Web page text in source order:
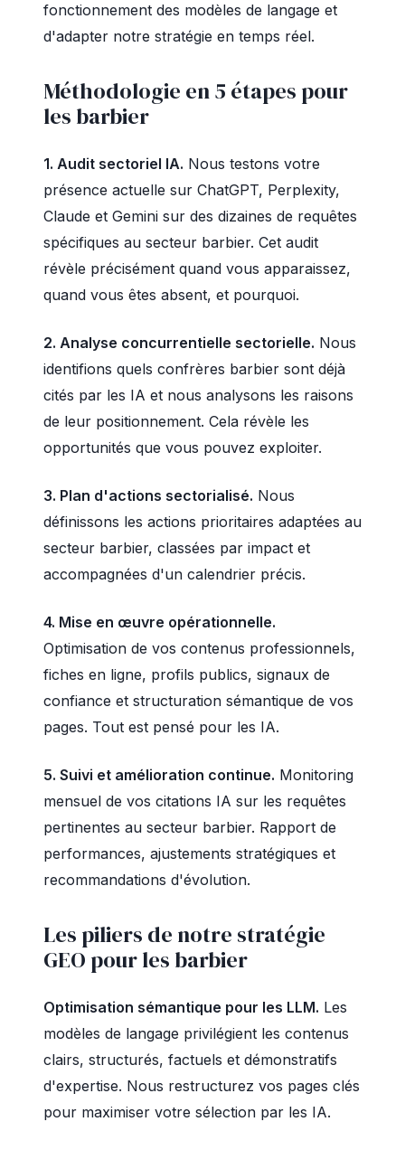
fonctionnement des modèles de langage et
d'adapter notre stratégie en temps réel.
Méthodologie en 5 étapes pour
les barbier
1. Audit sectoriel IA. Nous testons votre
présence actuelle sur ChatGPT, Perplexity,
Claude et Gemini sur des dizaines de requêtes
spécifiques au secteur barbier. Cet audit
révèle précisément quand vous apparaissez,
quand vous êtes absent, et pourquoi.
2. Analyse concurrentielle sectorielle. Nous
identifions quels confrères barbier sont déjà
cités par les IA et nous analysons les raisons
de leur positionnement. Cela révèle les
opportunités que vous pouvez exploiter.
3. Plan d'actions sectorialisé. Nous
définissons les actions prioritaires adaptées au
secteur barbier, classées par impact et
accompagnées d'un calendrier précis.
4. Mise en œuvre opérationnelle.
Optimisation de vos contenus professionnels,
fiches en ligne, profils publics, signaux de
confiance et structuration sémantique de vos
pages. Tout est pensé pour les IA.
5. Suivi et amélioration continue. Monitoring
mensuel de vos citations IA sur les requêtes
pertinentes au secteur barbier. Rapport de
performances, ajustements stratégiques et
recommandations d'évolution.
Les piliers de notre stratégie
GEO pour les barbier
Optimisation sémantique pour les LLM. Les
modèles de langage privilégient les contenus
clairs, structurés, factuels et démonstratifs
d'expertise. Nous restructurez vos pages clés
pour maximiser votre sélection par les IA.